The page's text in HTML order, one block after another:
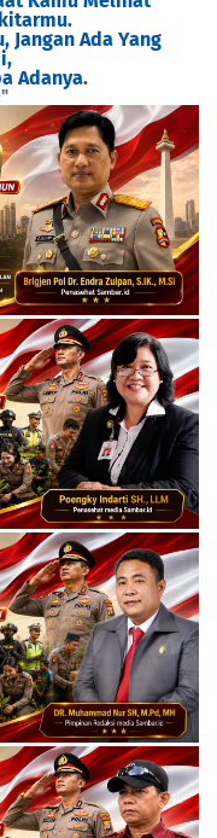
Jangan Ada Yang
Adanya.